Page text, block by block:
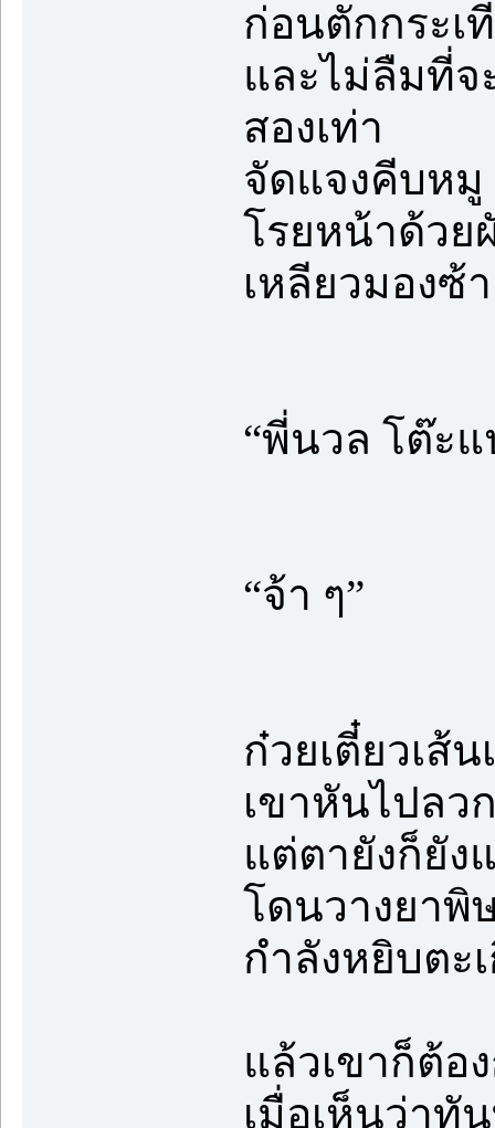
ก่อนตักกระเ
และไม่ลืมที่จ
สองเท่า
จัดแจงคีบหมู
โรยหน้าด้วย
เหลียวมองซ้
“พี่นวล โต๊ะ
“จ้า ๆ”
ก๋วยเตี๋ยวเส้
เขาหันไปลว
แต่ตายังก็ยัง
โดนวางยาพิ
กำลังหยิบต
แล้วเขาก็ต้อ
เมื่อเห็นว่าทั